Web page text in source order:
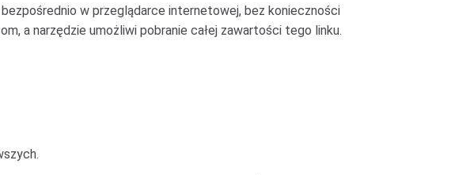
w przeglądarce internetowej, bez konieczności
a narzędzie umożliwi pobranie całej zawartości tego linku.